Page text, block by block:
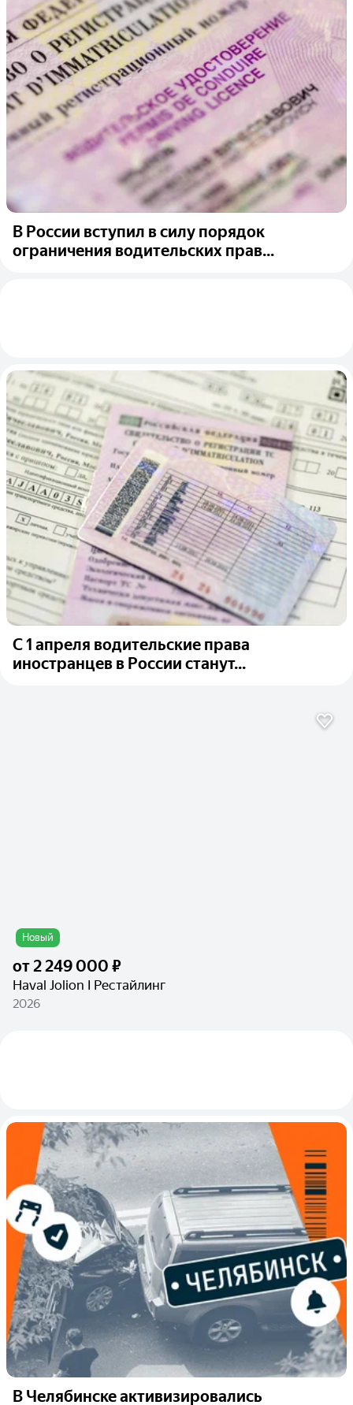
В России вступил в силу порядок
ограничения водительских прав...
С 1 апреля водительские права
иностранцев в России станут...
Новый
от2 249 000 ₽
Haval Jolion I Рестайлинг
2026
В Челябинске активизировались